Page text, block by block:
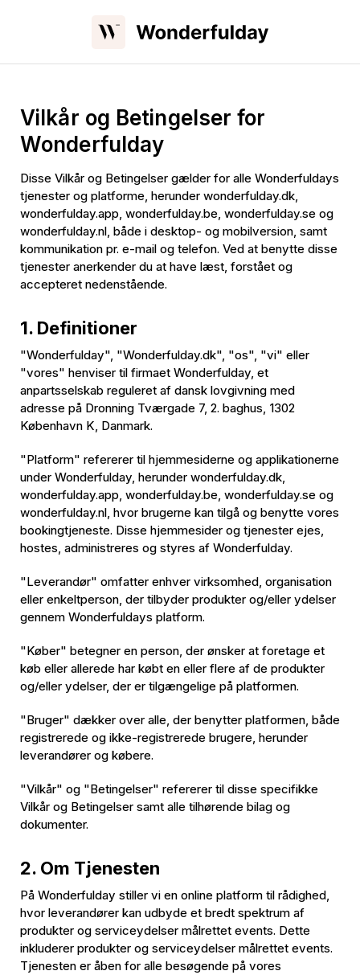
Vilkår og Betingelser for
Wonderfulday
Disse Vilkår og Betingelser gælder for alle Wonderfuldays
tjenester og platforme, herunder wonderfulday.dk,
wonderfulday.app, wonderfulday.be, wonderfulday.se og
wonderfulday.nl, både i desktop- og mobilversion, samt
kommunikation pr. e-mail og telefon. Ved at benytte disse
tjenester anerkender du at have læst, forstået og
accepteret nedenstående.
1. Definitioner
"Wonderfulday", "Wonderfulday.dk", "os", "vi" eller
"vores" henviser til firmaet Wonderfulday, et
anpartsselskab reguleret af dansk lovgivning med
adresse på Dronning Tværgade 7, 2. baghus, 1302
København K, Danmark.
"Platform" refererer til hjemmesiderne og applikationerne
under Wonderfulday, herunder wonderfulday.dk,
wonderfulday.app, wonderfulday.be, wonderfulday.se og
wonderfulday.nl, hvor brugerne kan tilgå og benytte vores
bookingtjeneste. Disse hjemmesider og tjenester ejes,
hostes, administreres og styres af Wonderfulday.
"Leverandør" omfatter enhver virksomhed, organisation
eller enkeltperson, der tilbyder produkter og/eller ydelser
gennem Wonderfuldays platform.
"Køber" betegner en person, der ønsker at foretage et
køb eller allerede har købt en eller flere af de produkter
og/eller ydelser, der er tilgængelige på platformen.
"Bruger" dækker over alle, der benytter platformen, både
registrerede og ikke-registrerede brugere, herunder
leverandører og købere.
"Vilkår" og "Betingelser" refererer til disse specifikke
Vilkår og Betingelser samt alle tilhørende bilag og
dokumenter.
2. Om Tjenesten
På Wonderfulday stiller vi en online platform til rådighed,
hvor leverandører kan udbyde et bredt spektrum af
produkter og serviceydelser målrettet events. Dette
inkluderer produkter og serviceydelser målrettet events.
Tjenesten er åben for alle besøgende på vores